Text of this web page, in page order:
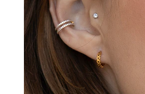
Septum
14k guld
Clip on
Labret
Tunge
Næse